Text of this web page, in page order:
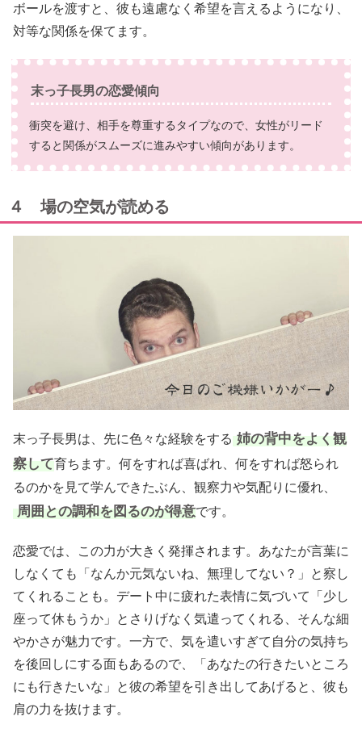
ボールを渡すと、彼も遠慮なく希望を言えるようになり、
対等な関係を保てます。
末っ子長男の恋愛傾向
衝突を避け、相手を尊重するタイプなので、女性がリード
すると関係がスムーズに進みやすい傾向があります。
４ 場の空気が読める
末っ子長男は、先に色々な経験をする 姉の背中をよく観
察して育ちます。何をすれば喜ばれ、何をすれば怒られ
るのかを見て学んできたぶん、観察力や気配りに優れ、
周囲との調和を図るのが得意です。
恋愛では、この力が大きく発揮されます。あなたが言葉に
しなくても「なんか元気ないね、無理してない？」と察し
てくれることも。デート中に疲れた表情に気づいて「少し
座って休もうか」とさりげなく気遣ってくれる、そんな細
やかさが魅力です。一方で、気を遣いすぎて自分の気持ち
を後回しにする面もあるので、「あなたの行きたいところ
にも行きたいな」と彼の希望を引き出してあげると、彼も
肩の力を抜けます。